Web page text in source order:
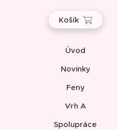
Košík
Úvod
Novinky
Feny
Vrh A
Spolupráce